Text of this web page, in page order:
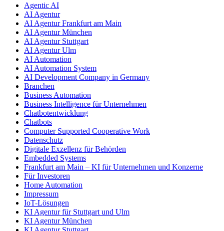
Agentic AI
AI Agentur
AI Agentur Frankfurt am Main
AI Agentur München
AI Agentur Stuttgart
AI Agentur Ulm
AI Automation
AI Automation System
AI Development Company in Germany
Branchen
Business Automation
Business Intelligence für Unternehmen
Chatbotentwicklung
Chatbots
Computer Supported Cooperative Work
Datenschutz
Digitale Exzellenz für Behörden
Embedded Systems
Frankfurt am Main – KI für Unternehmen und Konzerne
Für Investoren
Home Automation
Impressum
IoT-Lösungen
KI Agentur für Stuttgart und Ulm
KI Agentur München